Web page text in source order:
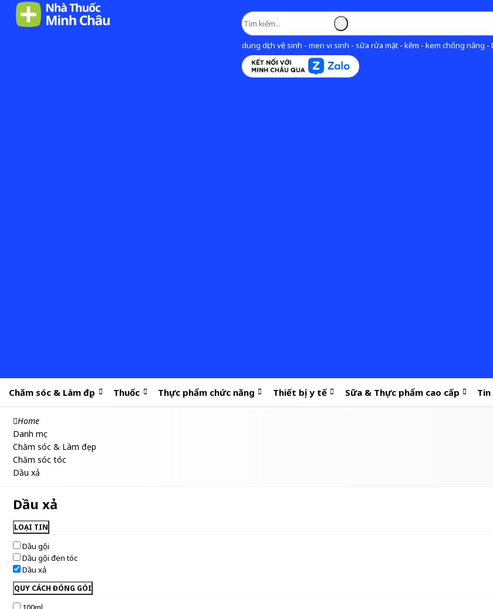
dung dịch vệ sinh - men vi sinh - sữa rửa mặt - kẽm - kem chống nắng -
Chăm sóc & Làm đẹp Thuốc Thực phẩm chức năng Thiết bị y tế Sữa & Thực phẩm cao cấp
Home
Danh mục
Chăm sóc & Làm đẹp
Chăm sóc tóc
Dầu xả
Dầu xả
LOẠI TIN
Dầu gội
Dầu gội đen tóc
Dầu xả
QUY CÁCH ĐÓNG GÓI